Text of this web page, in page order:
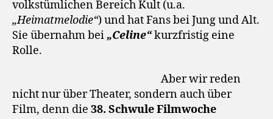
volkstümlichen Bereich Kult (u.a.
„Heimatmelodie“) und hat Fans bei Jung und Alt.
Sie übernahm bei „Celine“kurzfristig eine
Rolle.
Aber wir reden
nicht nur über Theater, sondern auch über
Film, denn die 38. Schwule Filmwoche